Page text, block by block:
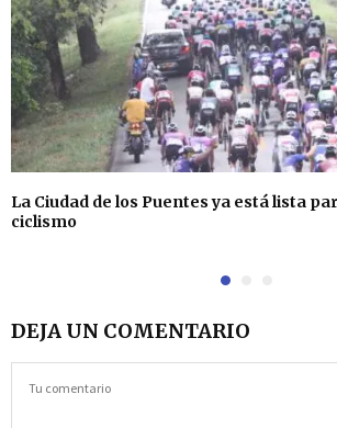
La Ciudad de los Puentes ya está lista
ciclismo
DEJA UN COMENTARIO